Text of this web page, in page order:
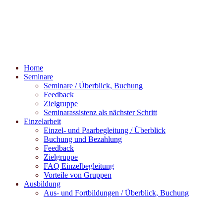
Home
Seminare
Seminare / Überblick, Buchung
Feedback
Zielgruppe
Seminarassistenz als nächster Schritt
Einzelarbeit
Einzel- und Paarbegleitung / Überblick
Buchung und Bezahlung
Feedback
Zielgruppe
FAQ Einzelbegleitung
Vorteile von Gruppen
Ausbildung
Aus- und Fortbildungen / Überblick, Buchung